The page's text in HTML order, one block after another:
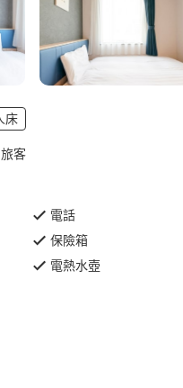
床
客
電話
保險箱
電熱水壺